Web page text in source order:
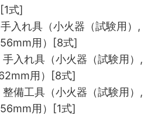
式]
手入れ具（小火器（試験用）,
用）[8式]
手入れ具（小火器（試験用）,
用）[8式]
整備工具（小火器（試験用）,
用）[1式]